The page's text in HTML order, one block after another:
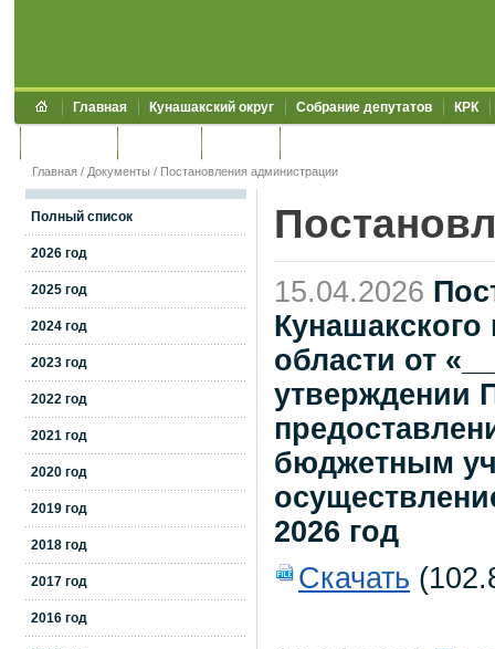
Главная Кунашакский округ Собрание депутатов КРК
Главная / Документы / Постановления администрации
Полный список
2026 год
2025 год
2024 год
2023 год
2022 год
2021 год
2020 год
2019 год
2018 год
2017 год
2016 год
15.04.2026
области от
утверждении
бюджетным
2026 год
Скачать